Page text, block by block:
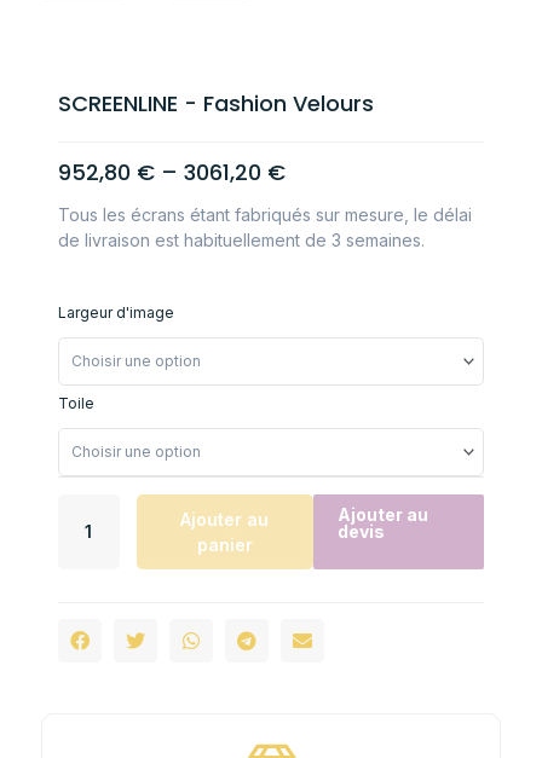
SCREENLINE - Fashion Velours
952,80 € – 3061,20 €
Tous les écrans étant fabriqués sur mesure, le délai
de livraison est habituellement de 3 semaines.
Largeur d'image
Toile
Ajouter au
panier
Ajouter au
devis